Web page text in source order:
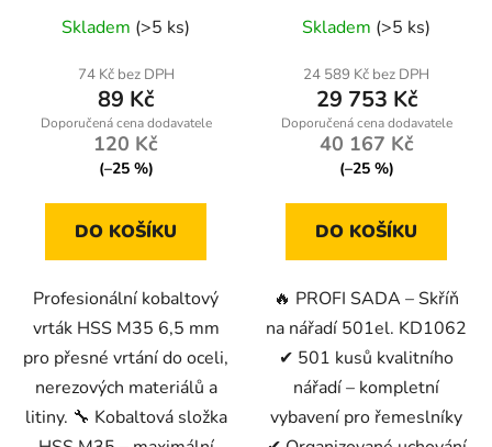
ocel a nerez
Skladem (>5 ks)
74 Kč bez DPH
89 Kč
120 Kč
(–25 %)
DO KOŠÍKU
Profesionální kobaltový
vrták HSS M35 6,5 mm
pro přesné vrtání do oceli,
nerezových materiálů a
litiny. 🔧 Kobaltová složka
Skladem (>5 ks)
24 589 Kč bez DPH
29 753 Kč
40 167 Kč
(–25 %)
DO KOŠÍKU
🔥 PROFI SADA – Skříň
na nářadí 501el. KD1062
✔ 501 kusů kvalitního
nářadí – kompletní
vybavení pro řemeslníky